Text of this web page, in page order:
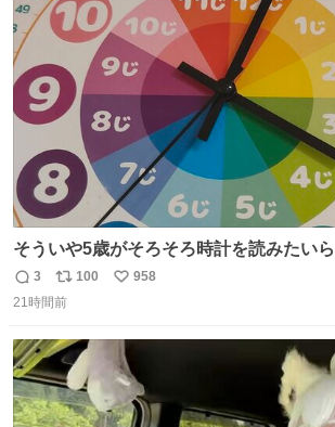
ト
数
数
そういや5歳がそろそろ時計を読みたい
円で作れる知育時計作ってみた！ めっち
う先人！
返
信
3
リ
ポ
ト
数
100
い
数
958
21時間前